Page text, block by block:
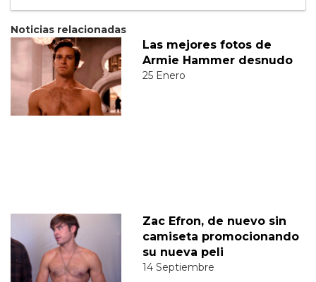
Noticias relacionadas
Las mejores fotos de
Armie Hammer desnudo
25 Enero
Zac Efron, de nuevo sin
camiseta promocionando
su nueva peli
14 Septiembre